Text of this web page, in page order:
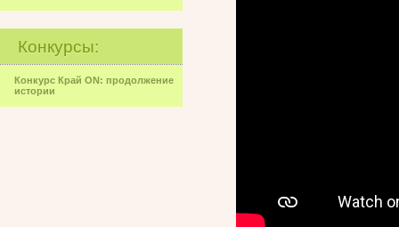
Конкурсы:
Конкурс Край ON: продолжение
истории